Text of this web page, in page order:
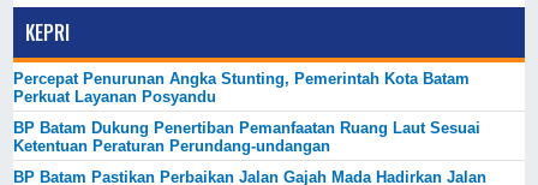
KEPRI
Percepat Penurunan Angka Stunting, Pemerintah Kota Batam
Perkuat Layanan Posyandu
BP Batam Dukung Penertiban Pemanfaatan Ruang Laut Sesuai
Ketentuan Peraturan Perundang-undangan
BP Batam Pastikan Perbaikan Jalan Gajah Mada Hadirkan Jalan